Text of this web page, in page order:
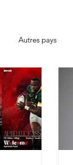
Autres pays
Chine
unis Expatriés